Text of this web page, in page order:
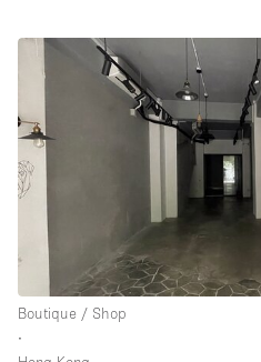
Boutique / Shop
∙